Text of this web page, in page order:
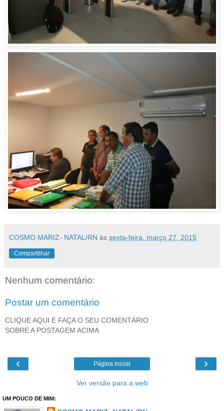
COSMO MARIZ- NATAL/RN às sexta-feira, março 27, 2015
Compartilhar
Nenhum comentário:
Postar um comentário
CLIQUE AQUI E FAÇA O SEU COMENTÁRIO
SOBRE A POSTAGEM ACIMA
‹ ›
Página inicial
Ver versão para a web
UM POUCO DE MIM: